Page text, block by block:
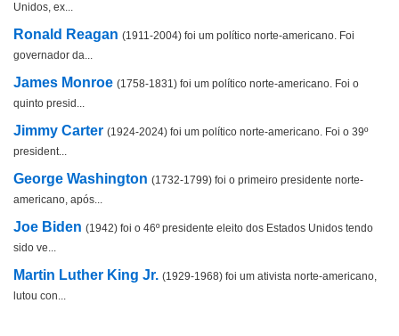
Unidos, ex...
Ronald Reagan (1911-2004) foi um político norte-americano. Foi
governador da...
James Monroe (1758-1831) foi um político norte-americano. Foi o
quinto presid...
Jimmy Carter (1924-2024) foi um político norte-americano. Foi o 39º
president...
George Washington (1732-1799) foi o primeiro presidente norte-
americano, após...
Joe Biden (1942) foi o 46º presidente eleito dos Estados Unidos tendo
sido ve...
Martin Luther King Jr. (1929-1968) foi um ativista norte-americano,
lutou con...